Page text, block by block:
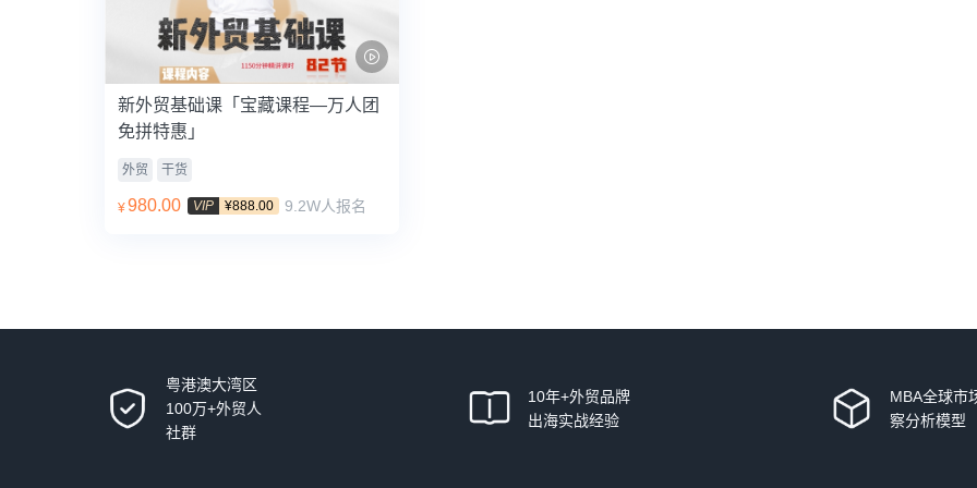
新外贸基础课「宝藏课程—万人团
免拼特惠」
外贸 干货
¥980.00 VIP ¥888.00 9.2W人报名
粤港澳大湾区
100万+外贸人
社群
10年+外贸品牌
出海实战经验
MBA全球市
察分析模型